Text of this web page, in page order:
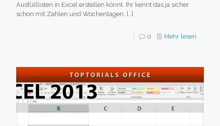
Ausfülllisten in Excel erstellen könnt. Ihr kennt das ja sicher
schon mit Zahlen und Wochentagen, […]
0 Mehr lesen